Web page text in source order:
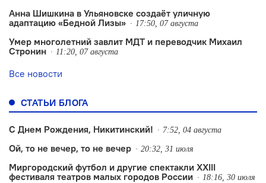
Анна Шишкина в Ульяновске создаëт уличную
адаптацию «Бедной Лизы»
17:50, 07 августа
Умер многолетний завлит МДТ и переводчик Михаил
Стронин
11:20, 07 августа
Все новости
СТАТЬИ БЛОГА
С Днем Рождения, Никитинский! 7:52, 04 августа
Ой, то не вечер, то не вечер 20:32, 31 июля
Миргородский футбол и другие спектакли XXIII
фестиваля театров малых городов России
18:16, 30 июля